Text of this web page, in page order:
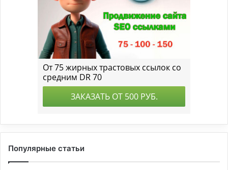
Популярные статьи